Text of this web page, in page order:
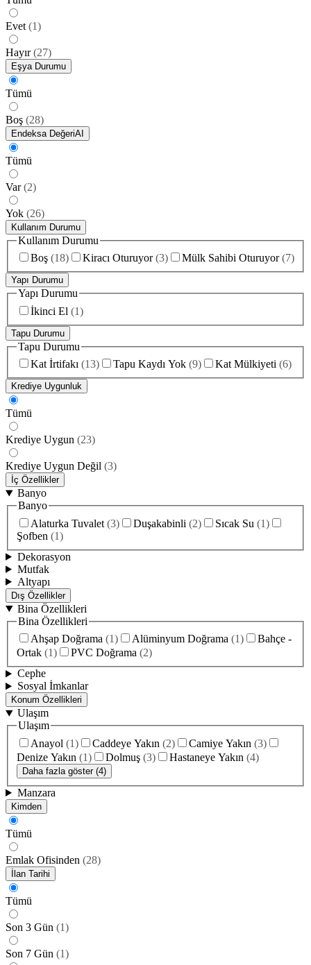
Evet (1)
Hayır (27)
Eşya Durumu
Tümü
Boş (28)
Endeksa DeğeriAI
Tümü
Var (2)
Yok (26)
Kullanım Durumu
Kullanım Durumu
Boş (18) Kiracı Oturuyor (3) Mülk Sahibi Oturuyor (7)
Yapı Durumu
Yapı Durumu
İkinci El (1)
Tapu Durumu
Tapu Durumu
Kat İrtifakı (13) Tapu Kaydı Yok (9) Kat Mülkiyeti (6)
Krediye Uygunluk
Tümü
Krediye Uygun (23)
Krediye Uygun Değil (3)
İç Özellikler
Banyo
Banyo
Alaturka Tuvalet (3) Duşakabinli (2) Sıcak Su (1)
Şofben (1)
Dekorasyon
Mutfak
Altyapı
Dış Özellikler
Bina Özellikleri
Bina Özellikleri
Ahşap Doğrama (1) Alüminyum Doğrama (1)
Bahçe -
Ortak (1) PVC Doğrama (2)
Cephe
Sosyal İmkanlar
Konum Özellikleri
Ulaşım
Ulaşım
Anayol (1) Caddeye Yakın (2) Camiye Yakın (3)
Denize Yakın (1) Dolmuş (3) Hastaneye Yakın (4)
Daha fazla göster (4)
Manzara
Kimden
Tümü
Emlak Ofisinden (28)
İlan Tarihi
Tümü
Son 3 Gün (1)
Son 7 Gün (1)